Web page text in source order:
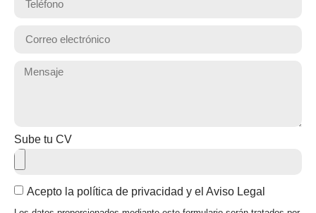
Sube tu CV
Acepto la política de privacidad y el Aviso Legal